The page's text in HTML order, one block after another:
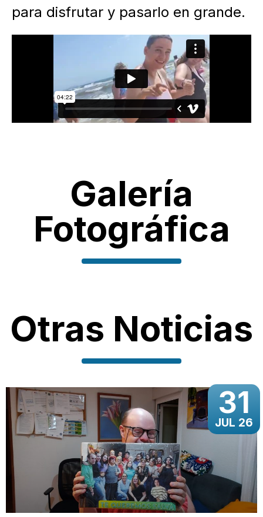
para disfrutar y pasarlo en grande.
Galería
Fotográfica
Otras Noticias
31
JUL 26